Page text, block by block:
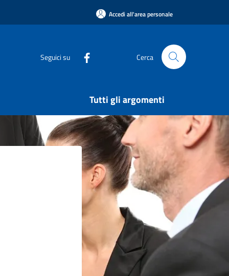
Accedi all'area personale
Seguici su Cerca
Tutti gli argomenti